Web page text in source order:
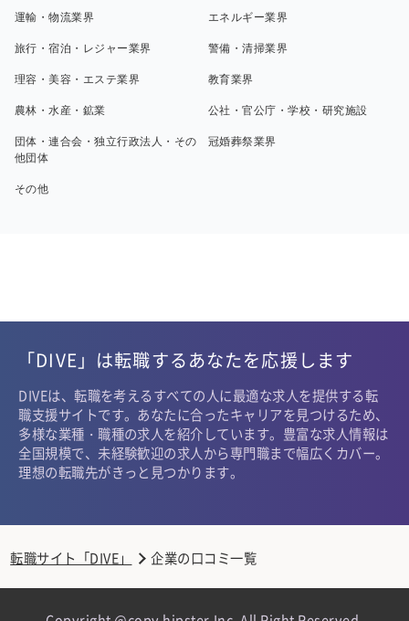
運輸・物流業界 エネルギー業界
旅行・宿泊・レジャー業界 警備・清掃業界
理容・美容・エステ業界 教育業界
農林・水産・鉱業 公社・官公庁・学校・研究施設
団体・連合会・独立行政法人・その
他団体
冠婚葬祭業界
その他
「DIVE」は転職するあなたを応援します
DIVEは、転職を考えるすべての人に最適な求人を提供する転
職支援サイトです。あなたに合ったキャリアを見つけるため、
多様な業種・職種の求人を紹介しています。豊富な求人情報は
全国規模で、未経験歓迎の求人から専門職まで幅広くカバー。
理想の転職先がきっと見つかります。
転職サイト「DIVE」 企業の口コミ一覧